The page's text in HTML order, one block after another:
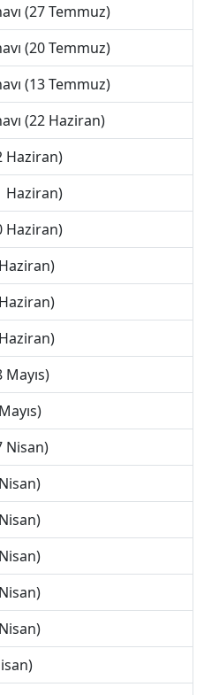
(27 Temmuz)
(20 Temmuz)
(13 Temmuz)
(22 Haziran)
Haziran)
Haziran)
Haziran)
Mayıs)
Nisan)